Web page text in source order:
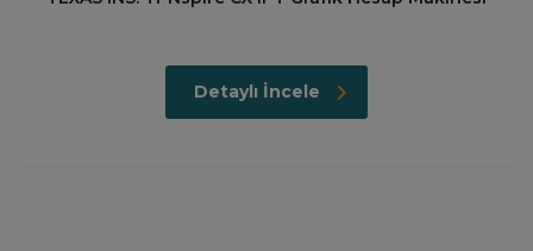
Detaylı İncele